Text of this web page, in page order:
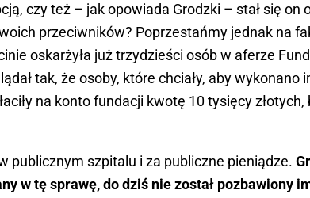
czy też – jak opowiada Grodzki – stał się on
przeciwników? Poprzestańmy jednak na
oskarżyła już trzydzieści osób w aferze
tak, że osoby, które chciały, aby wykonano
na konto fundacji kwotę 10 tysięcy złotych,
publicznym szpitalu i za publiczne pieniądze.
w tę sprawę, do dziś nie został pozbawiony